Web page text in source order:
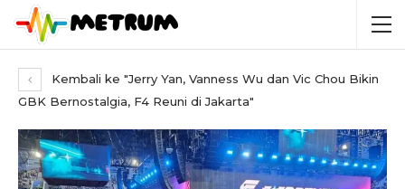
Kembali ke "Jerry Yan, Vanness Wu dan Vic Chou Bikin
GBK Bernostalgia, F4 Reuni di Jakarta"